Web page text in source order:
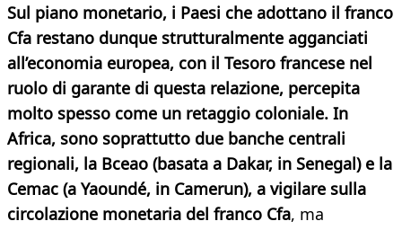
Sul piano monetario, i Paesi che adottano il franco
Cfa restano dunque strutturalmente agganciati
all’economia europea, con il Tesoro francese nel
ruolo di garante di questa relazione, percepita
molto spesso come un retaggio coloniale. In
Africa, sono soprattutto due banche centrali
regionali, la Bceao (basata a Dakar, in Senegal) e la
Cemac (a Yaoundé, in Camerun), a vigilare sulla
circolazione monetaria del franco Cfa, ma